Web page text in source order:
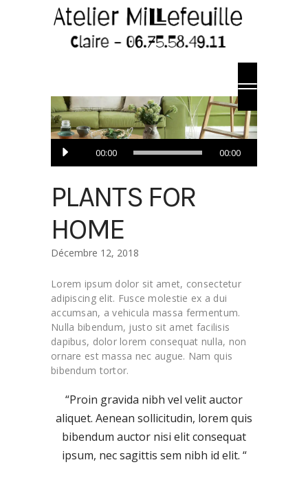
Lecteur
audio
00:00 00:00
PLANTS FOR
HOME
Décembre 12, 2018
Lorem ipsum dolor sit amet, consectetur
adipiscing elit. Fusce molestie ex a dui
accumsan, a vehicula massa fermentum.
Nulla bibendum, justo sit amet facilisis
dapibus, dolor lorem consequat nulla, non
ornare est massa nec augue. Nam quis
bibendum tortor.
“Proin gravida nibh vel velit auctor
aliquet. Aenean sollicitudin, lorem quis
bibendum auctor nisi elit consequat
ipsum, nec sagittis sem nibh id elit. “